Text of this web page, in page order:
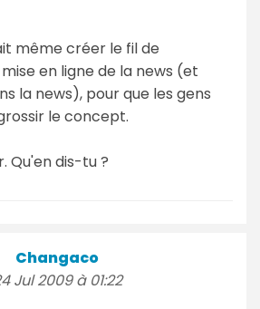
même créer le fil de
en ligne de la news (et
la news), pour que les gens
le concept.
Qu'en dis-tu ?
Changaco
Jul 2009 à 01:22